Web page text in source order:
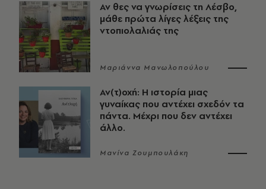
Αν θες να γνωρίσεις τη Λέσβο,
μάθε πρώτα λίγες λέξεις της
ντοπιολαλιάς της
Μαριάννα Μανωλοπούλου
Αν(τ)οχή: Η ιστορία μιας
γυναίκας που αντέχει σχεδόν τα
πάντα. Μέχρι που δεν αντέχει
άλλο.
Μανίνα Ζουμπουλάκη